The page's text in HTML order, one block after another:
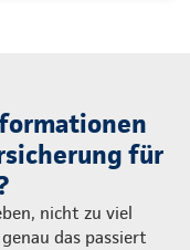
für
nicht zu viel
das passiert